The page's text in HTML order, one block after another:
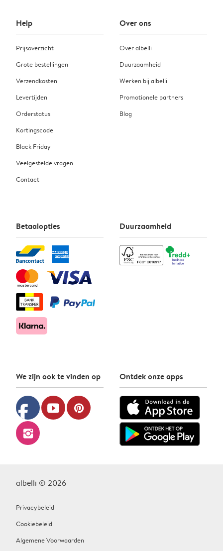
Help
Prijsoverzicht
Grote bestellingen
Verzendkosten
Levertijden
Orderstatus
Kortingscode
Black Friday
Veelgestelde vragen
Contact
Over ons
Over albelli
Duurzaamheid
Werken bij albelli
Promotionele partners
Blog
Betaalopties Duurzaamheid
We zijn ook te vinden op
facebook youtube pinterest
instagram
Ontdek onze apps
albelli © 2026
Privacybeleid
Cookiebeleid
Algemene Voorwaarden